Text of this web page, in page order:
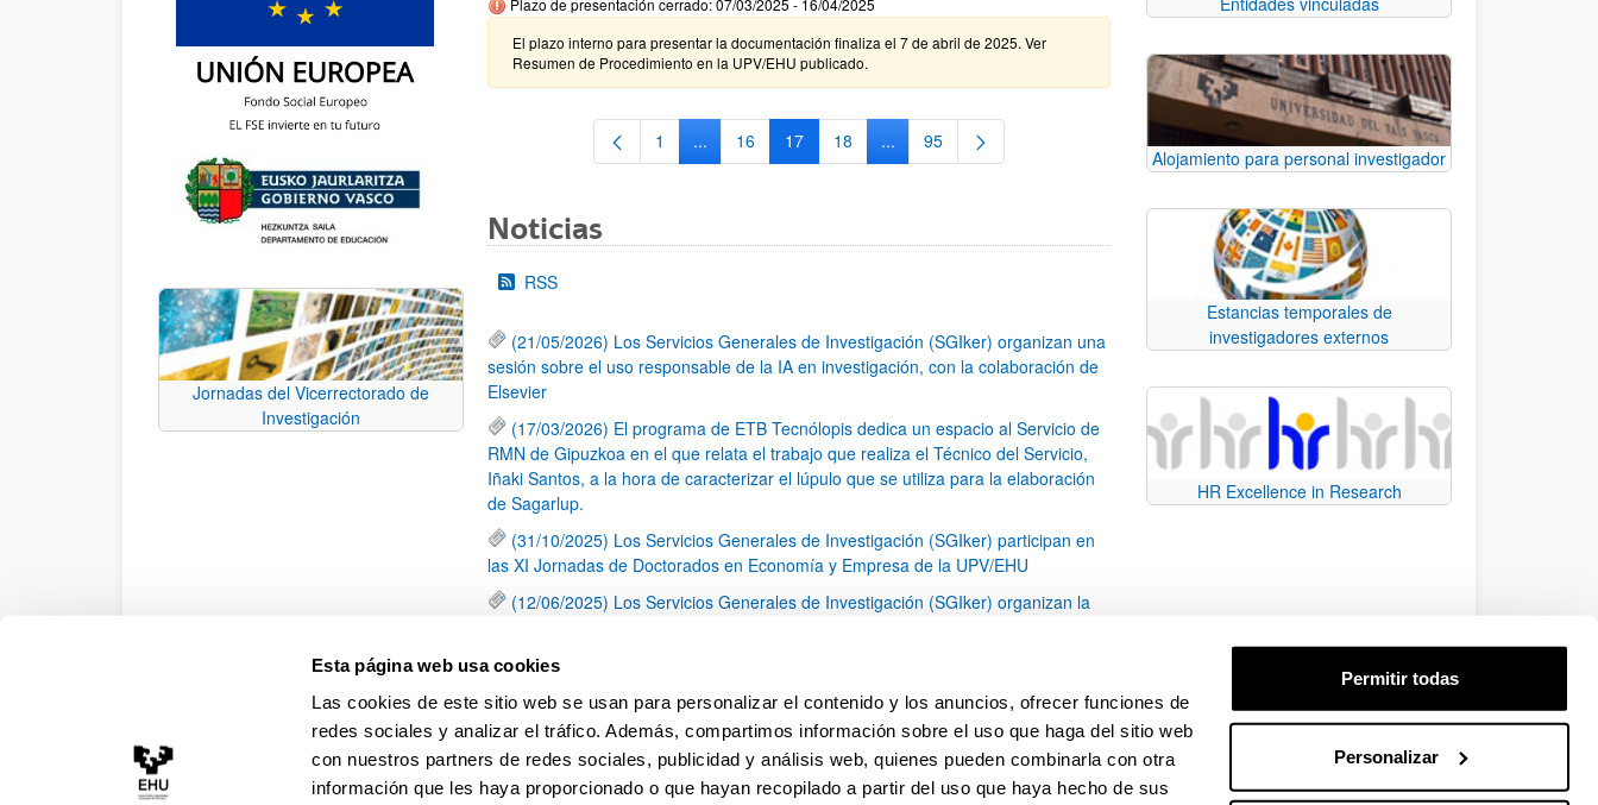
Esta página web usa cookies
Las cookies de este sitio web se usan para personalizar el contenido y los anuncios, ofrecer funciones de
redes sociales y analizar el tráfico. Además, compartimos información sobre el uso que haga del sitio web
con nuestros partners de redes sociales, publicidad y análisis web, quienes pueden combinarla con otra
información que les haya proporcionado o que hayan recopilado a partir del uso que haya hecho de sus
Permitir todas
Personalizar
Jornadas del Vicerrectorado de
Investigación
El plazo interno para presentar la documentación finaliza el 7 de abril de 2025. Ver
Resumen de Procedimiento en la UPV/EHU publicado.
Página
1 ...Páginas intermedias Use TAB para desplazarse.
Página
16 Página
17 Página
18 ...Páginas intermedias Use TAB para desplazarse.
Página
95
Noticias
RSS
(21/05/2026) Los Servicios Generales de Investigación (SGIker) organizan una
sesión sobre el uso responsable de la IA en investigación, con la colaboración de
Elsevier
(17/03/2026) El programa de ETB Tecnólopis dedica un espacio al Servicio de
RMN de Gipuzkoa en el que relata el trabajo que realiza el Técnico del Servicio,
Iñaki Santos, a la hora de caracterizar el lúpulo que se utiliza para la elaboración
de Sagarlup.
(31/10/2025) Los Servicios Generales de Investigación (SGIker) participan en
las XI Jornadas de Doctorados en Economía y Empresa de la UPV/EHU
(12/06/2025) Los Servicios Generales de Investigación (SGIker) organizan la
una caracterización química de dos variedades de lúpulo silvestre
Página
1 Página
2 Página
3 ...
Páginas intermedias Use TAB para desplazarse.
Página
79
Alojamiento para personal investigador
Estancias temporales de
investigadores externos
HR Excellence in Research